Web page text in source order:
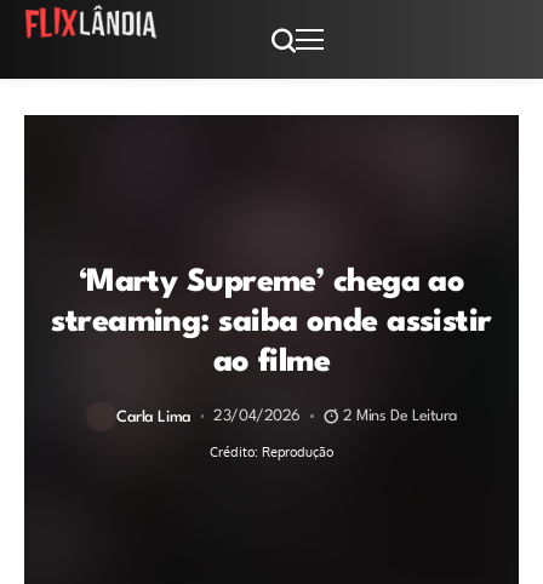
‘Marty Supreme’ chega ao
streaming: saiba onde assistir
ao filme
Carla Lima 23/04/2026 2 Mins De Leitura
Crédito: Reprodução